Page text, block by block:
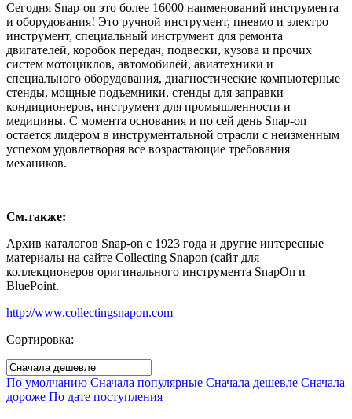
Сегодня Snap-on это более 16000 наименований инструмента
и оборудования! Это ручной инструмент, пневмо и электро
инструмент, специальный инструмент для ремонта
двигателей, коробок передач, подвески, кузова и прочих
систем мотоциклов, автомобилей, авиатехники и
специального оборудования, диагностические компьютерные
стенды, мощные подъемники, стенды для заправки
кондиционеров, инструмент для промышленности и
медицины. С момента основания и по сей день Snap-on
остается лидером в инструментальной отрасли с неизменным
успехом удовлетворяя все возрастающие требования
механиков.
См.также:
Архив каталогов Snap-on с 1923 года и другие интересные
материалы на сайте Collecting Snapon (сайт для
коллекционеров оригинального инструмента SnapOn и
BluePoint.
http://www.collectingsnapon.com
Сортировка:
По умолчанию Сначала популярные Сначала дешевле Сначала
дороже По дате поступления